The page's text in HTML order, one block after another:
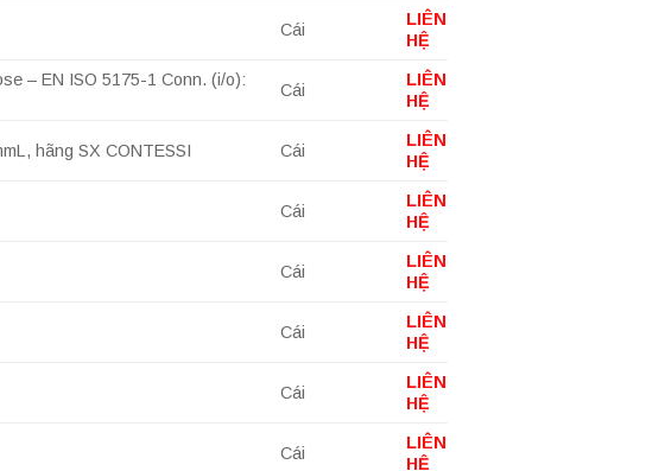
Cái
LIÊN
HỆ
– EN ISO 5175-1 Conn. (i/o):
Cái
LIÊN
HỆ
hãng SX CONTESSI Cái
LIÊN
HỆ
Cái
LIÊN
HỆ
Cái
LIÊN
HỆ
Cái
LIÊN
HỆ
Cái
LIÊN
HỆ
Cái
LIÊN
HỆ